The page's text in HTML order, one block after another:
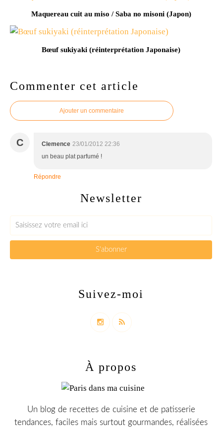
Maquereau cuit au miso / Saba no misoni (Japon)
Bœuf sukiyaki (réinterprétation Japonaise)
Commenter cet article
Ajouter un commentaire
C Clemence 23/01/2012 22:36
un beau plat parfumé !
Répondre
Newsletter
Suivez-moi
À propos
Un blog de recettes de cuisine et de patisserie
tendances, faciles mais surtout gourmandes, réalisées